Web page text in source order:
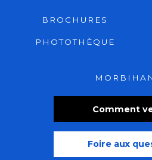
Comment
Foire aux
BROCHURES
PHOTOTHÈQUE